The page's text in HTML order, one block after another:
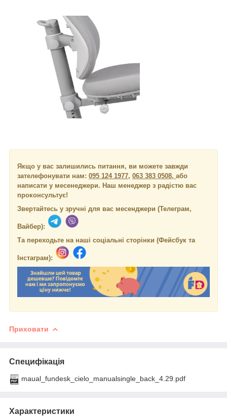
Якщо у вас залишились питання, ви можете завжди
зателефонувати нам: 095 124 1977, 063 383 0508, або
написати у месенеджери. Наш менеджер з радістю вас
проконсультує!
Звертайтесь у зручні для вас месенджери (Телеграм,
Вайбер):
Та переходьте на наші соціальні сторінки (Фейсбук та
Інстаграм):
Приховати
Специфікація
maual_fundesk_cielo_manualsingle_back_4.29.pdf
Характеристики